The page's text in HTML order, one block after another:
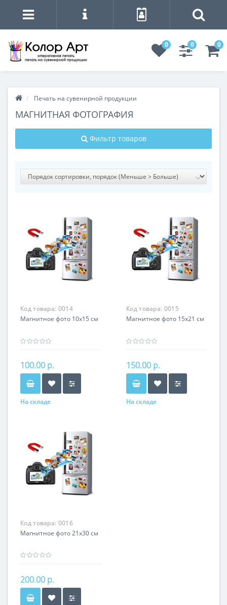
0 0 0
Печать на сувенирной продукции
МАГНИТНАЯ ФОТОГРАФИЯ
Фильтр товаров
Код товара: 0014
Магнитное фото 10х15 см
100.00 р.
На складе
Код товара: 0015
Магнитное фото 15х21 см
150.00 р.
На складе
Код товара: 0016
Магнитное фото 21х30 см
200.00 р.